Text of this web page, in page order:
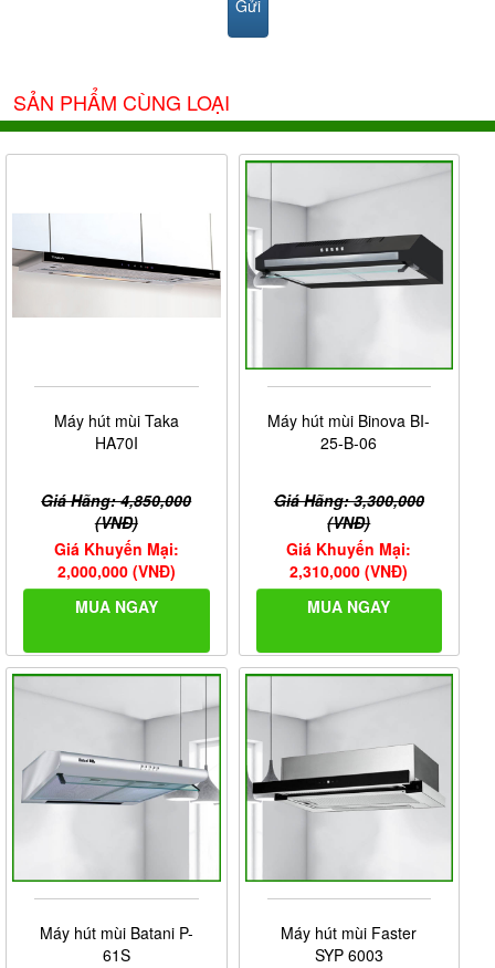
SẢN PHẨM CÙNG LOẠI
Máy hút mùi Taka
HA70I
Giá Hãng: 4,850,000
(VNĐ)
Giá Khuyến Mại:
2,000,000 (VNĐ)
MUA NGAY
Máy hút mùi Binova BI-
25-B-06
Giá Hãng: 3,300,000
(VNĐ)
Giá Khuyến Mại:
2,310,000 (VNĐ)
MUA NGAY
Máy hút mùi Batani P-
61S
Máy hút mùi Faster
SYP 6003